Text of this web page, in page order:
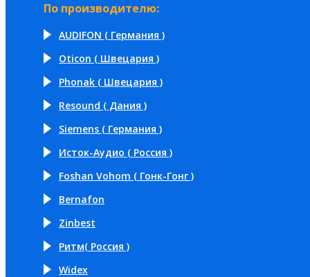
По производителю:
AUDIFON ( Германия )
Oticon ( Швецария )
Phonak ( Швецария )
Resound ( Дания )
Siemens ( Германия )
Исток-Аудио ( Россия )
Foshan Vohom ( Гонк-Гонг )
Bernafon
Zinbest
Ритм( Россия )
Widex